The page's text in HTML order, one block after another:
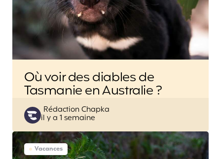
Où voir des diables de
Tasmanie en Australie ?
Posted
by
Rédaction Chapka
il y a 1 semaine
Vacances